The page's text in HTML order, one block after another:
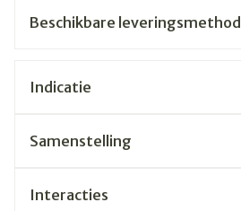
Beschikbare
Indicatie
Samenstelling
Interacties